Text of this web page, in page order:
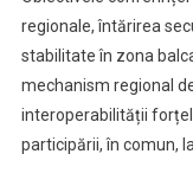
regionale, întărirea
stabilitate în zona
mechanism regional
interoperabilității
participării, în comun,